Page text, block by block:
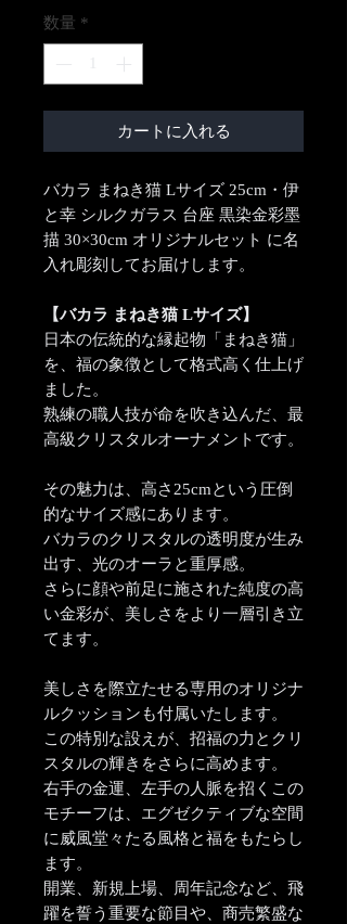
数量 *
カートに入れる
バカラ まねき猫 Lサイズ 25cm・伊
と幸 シルクガラス 台座 黒染金彩墨
描 30×30cm オリジナルセット に名
入れ彫刻してお届けします。
【バカラ まねき猫 Lサイズ】
日本の伝統的な縁起物「まねき猫」
を、福の象徴として格式高く仕上げ
ました。
熟練の職人技が命を吹き込んだ、最
高級クリスタルオーナメントです。
その魅力は、高さ25cmという圧倒
的なサイズ感にあります。
バカラのクリスタルの透明度が生み
出す、光のオーラと重厚感。
さらに顔や前足に施された純度の高
い金彩が、美しさをより一層引き立
てます。
美しさを際立たせる専用のオリジナ
ルクッションも付属いたします。
この特別な設えが、招福の力とクリ
スタルの輝きをさらに高めます。
右手の金運、左手の人脈を招くこの
モチーフは、エグゼクティブな空間
に威風堂々たる風格と福をもたらし
ます。
開業、新規上場、周年記念など、飛
躍を誓う重要な節目や、商売繁盛な